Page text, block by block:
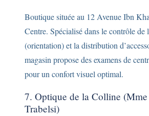
Boutique située au 12 Avenue Ibn
Centre. Spécialisé dans le contrôle de
(orientation) et la distribution
magasin propose des examens de
pour un confort visuel optimal.
7. Optique de la Colline
Trabelsi)